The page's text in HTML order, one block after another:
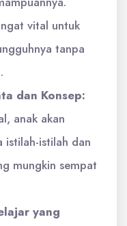
vital untuk
tanpa
dan Konsep:
anak akan
istilah dan
mungkin sempat
yang